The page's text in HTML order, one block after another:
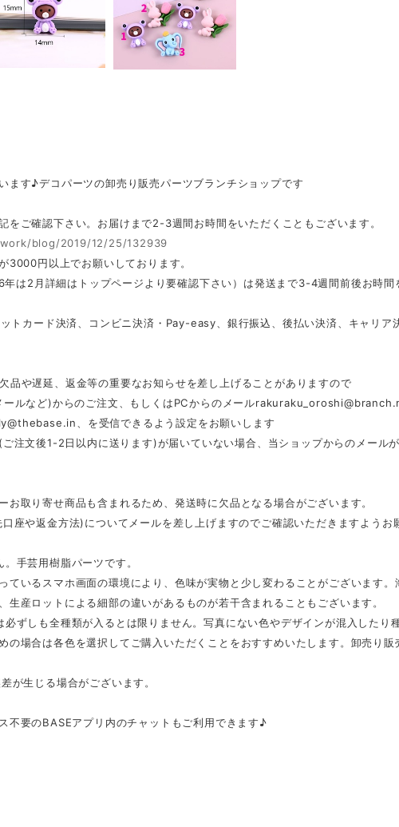
ます♪デコパーツの卸売り販売パーツブランチショップです
をご確認下さい。お届けまで2-3週間お時間をいただくこともございます。
blog/2019/12/25/132939
3000円以上でお願いしております。
は2月詳細はトップページより要確認下さい）は発送まで3-4週間前後お時間
トカード決済、コンビニ決済・Pay-easy、銀行振込、後払い決済、キャリア
品や遅延、返金等の重要なお知らせを差し上げることがありますので
ルなど)からのご注文、もしくはPCからのメール
、を受信できるよう設定をお願いします
注文後1-2日以内に送ります)が届いていない場合、当ショップからのメール
お取り寄せ商品も含まれるため、発送時に欠品となる場合がございます。
座や返金方法)についてメールを差し上げますのでご確認いただきますようお
手芸用樹脂パーツです。
ているスマホ画面の環境により、色味が実物と少し変わることがございます
生産ロットによる細部の違いがあるものが若干含まれることもございます。
ずしも全種類が入るとは限りません。写真にない色やデザインが混入したり
の場合は各色を選択してご購入いただくことをおすすめいたします。卸売り販
が生じる場合がございます。
不要のBASEアプリ内のチャットもご利用できます♪